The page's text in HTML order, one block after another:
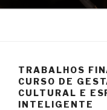
TRABALHOS
CURSO DE
CULTURAL E
INTELIGENTE